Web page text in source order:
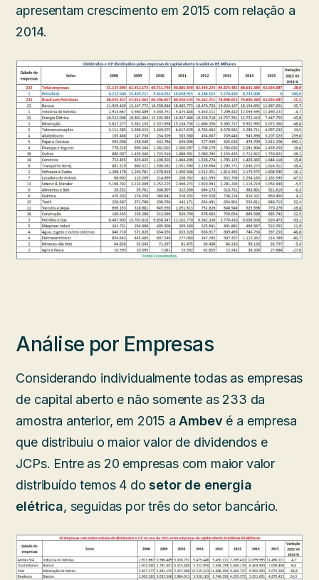
apresentam crescimento em 2015 com relação a
2014.
Análise por Empresas
Considerando individualmente todas as empresas
de capital aberto e não somente as 233 da
amostra anterior, em 2015 aAmbev é a empresa
que distribuiu o maior valor de dividendos e
JCPs. Entre as 20 empresas com maior valor
distribuído temos 4 dosetor de energia
elétrica, seguidas por três do setor bancário.